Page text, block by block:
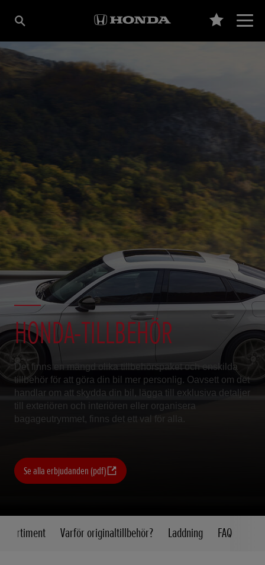
HONDA-TILLBEHÖR
Det finns en mängd olika tillbehörspaket och enskilda
tillbehör för att göra din bil mer personlig. Oavsett om det
handlar om att skydda din bil, lägga till exklusiva detaljer
till exteriören och interiören eller organisera
bagageutrymmet, finns det ett val för alla.
Se alla erbjudanden (pdf)
Varför originaltillbehör? Laddning FAQ